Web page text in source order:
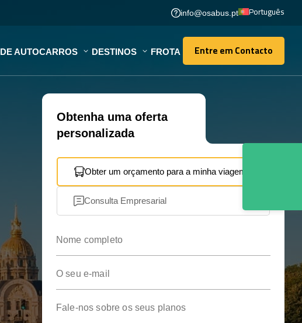
info@osabus.pt Português
AUTOCARROS DESTINOS FROTA Entre em Contacto
Entre em Contacto
Obtenha uma oferta
personalizada
Obter um orçamento para a minha viagem
Consulta Empresarial